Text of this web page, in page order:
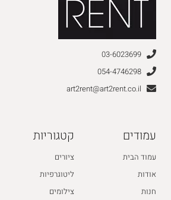
03-6023699
054-4746298
art2rent@art2rent.co.il
עמודים
עמוד הבית
אודות
חנות
קטגוריות
ציורים
ליטוגרפיות
צילומים